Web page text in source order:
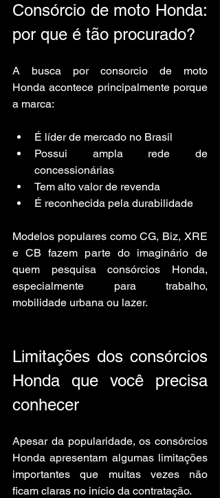
Consórcio de moto Honda:
por que é tão procurado?
A busca por consorcio de moto
Honda acontece principalmente porque
a marca:
É líder de mercado no Brasil
Possui ampla rede de
concessionárias
Tem alto valor de revenda
É reconhecida pela durabilidade
Modelos populares como CG, Biz, XRE
e CB fazem parte do imaginário de
quem pesquisa consórcios Honda,
especialmente para trabalho,
mobilidade urbana ou lazer.
Limitações dos consórcios
Honda que você precisa
conhecer
Apesar da popularidade, os consórcios
Honda apresentam algumas limitações
importantes que muitas vezes não
ficam claras no início da contratação.